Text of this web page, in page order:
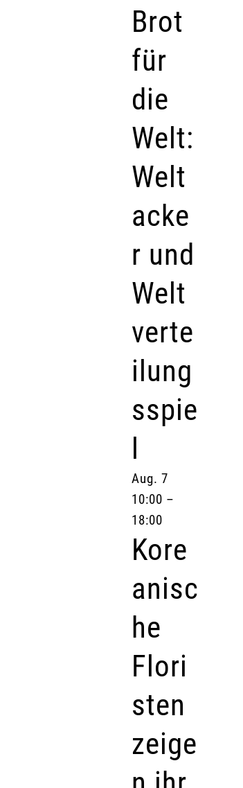
Brot
für
die
Welt:
Welt
acke
r und
Welt
verte
ilung
sspie
l
Aug. 7
10:00 –
18:00
Kore
anisc
he
Flori
sten
zeige